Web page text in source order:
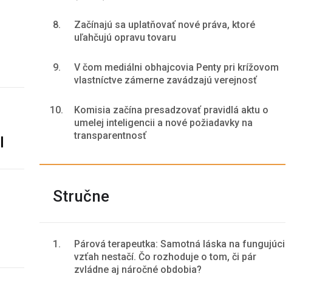
8.
Začínajú sa uplatňovať nové práva, ktoré
uľahčujú opravu tovaru
9.
V čom mediálni obhajcovia Penty pri krížovom
vlastníctve zámerne zavádzajú verejnosť
10.
Komisia začína presadzovať pravidlá aktu o
umelej inteligencii a nové požiadavky na
transparentnosť
Stručne
1.
Párová terapeutka: Samotná láska na fungujúci
vzťah nestačí. Čo rozhoduje o tom, či pár
zvládne aj náročné obdobia?